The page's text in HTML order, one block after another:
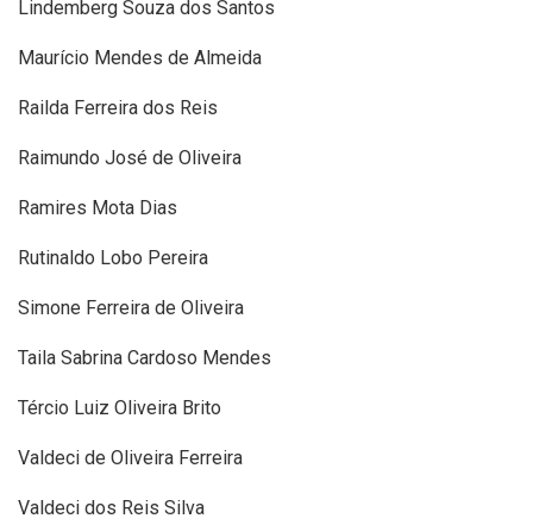
Lindemberg Souza dos Santos
Maurício Mendes de Almeida
Railda Ferreira dos Reis
Raimundo José de Oliveira
Ramires Mota Dias
Rutinaldo Lobo Pereira
Simone Ferreira de Oliveira
Taila Sabrina Cardoso Mendes
Tércio Luiz Oliveira Brito
Valdeci de Oliveira Ferreira
Valdeci dos Reis Silva